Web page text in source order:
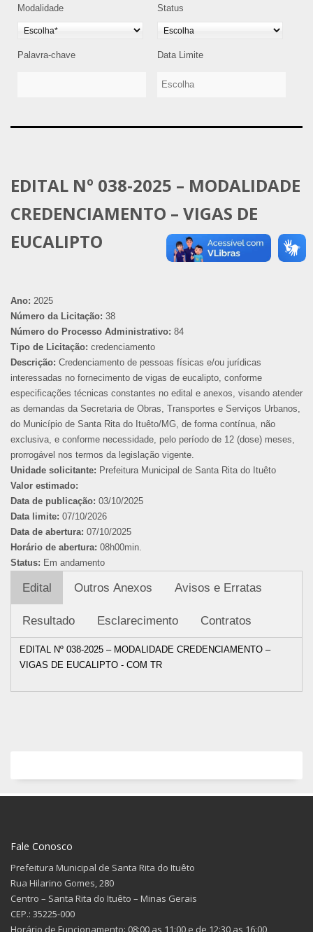
Modalidade Status
Palavra-chave Data Limite
EDITAL Nº 038-2025 – MODALIDADE
CREDENCIAMENTO – VIGAS DE
EUCALIPTO
Ano: 2025
Número da Licitação: 38
Número do Processo Administrativo: 84
Tipo de Licitação: credenciamento
Descrição: Credenciamento de pessoas físicas e/ou jurídicas
interessadas no fornecimento de vigas de eucalipto, conforme
especificações técnicas constantes no edital e anexos, visando atender
as demandas da Secretaria de Obras, Transportes e Serviços Urbanos,
do Município de Santa Rita do Ituêto/MG, de forma contínua, não
exclusiva, e conforme necessidade, pelo período de 12 (dose) meses,
prorrogável nos termos da legislação vigente.
Unidade solicitante: Prefeitura Municipal de Santa Rita do Ituêto
Valor estimado:
Data de publicação: 03/10/2025
Data limite: 07/10/2026
Data de abertura: 07/10/2025
Horário de abertura: 08h00min.
Status: Em andamento
Edital Outros Anexos Avisos e Erratas
Resultado Esclarecimento Contratos
EDITAL Nº 038-2025 – MODALIDADE CREDENCIAMENTO –
VIGAS DE EUCALIPTO - COM TR
Fale Conosco
Prefeitura Municipal de Santa Rita do Ituêto
Rua Hilarino Gomes, 280
Centro – Santa Rita do Ituêto – Minas Gerais
CEP.: 35225-000
Horário de Funcionamento: 08:00 as 11:00 e de 12:30 as 16:00